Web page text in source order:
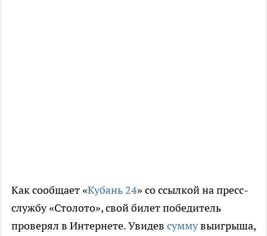
Как сообщает «Кубань 24» со ссылкой на пресс-
службу «Столото», свой билет победитель
проверял в Интернете. Увидев суммувыигрыша,